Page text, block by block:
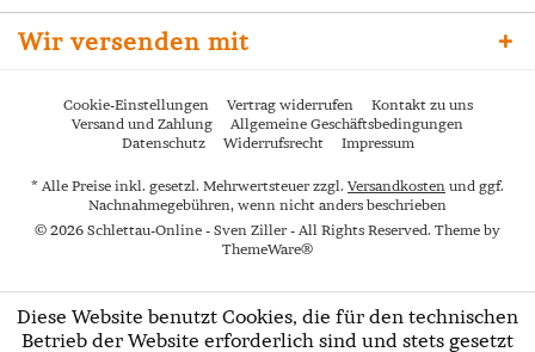
Wir versenden mit
Cookie-Einstellungen Vertrag widerrufen
Kontakt zu uns
Versand und Zahlung
Allgemeine Geschäftsbedingungen
Datenschutz
Widerrufsrecht Impressum
* Alle Preise inkl. gesetzl. Mehrwertsteuer zzgl. Versandkosten und ggf.
Nachnahmegebühren, wenn nicht anders beschrieben
© 2026 Schlettau-Online - Sven Ziller - All Rights Reserved. Theme by
ThemeWare®
Diese Website benutzt Cookies, die für den technischen
Betrieb der Website erforderlich sind und stets gesetzt